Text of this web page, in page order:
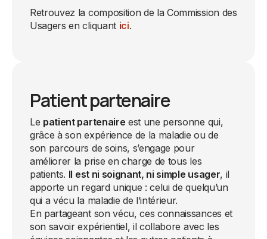
Retrouvez la composition de la Commission des
Usagers en cliquant ici.
Patient partenaire
Le patient partenaire est une personne qui,
grâce à son expérience de la maladie ou de
son parcours de soins, s’engage pour
améliorer la prise en charge de tous les
patients. Il est ni soignant, ni simple usager, il
apporte un regard unique : celui de quelqu’un
qui a vécu la maladie de l’intérieur.
En partageant son vécu, ces connaissances et
son savoir expérientiel, il collabore avec les